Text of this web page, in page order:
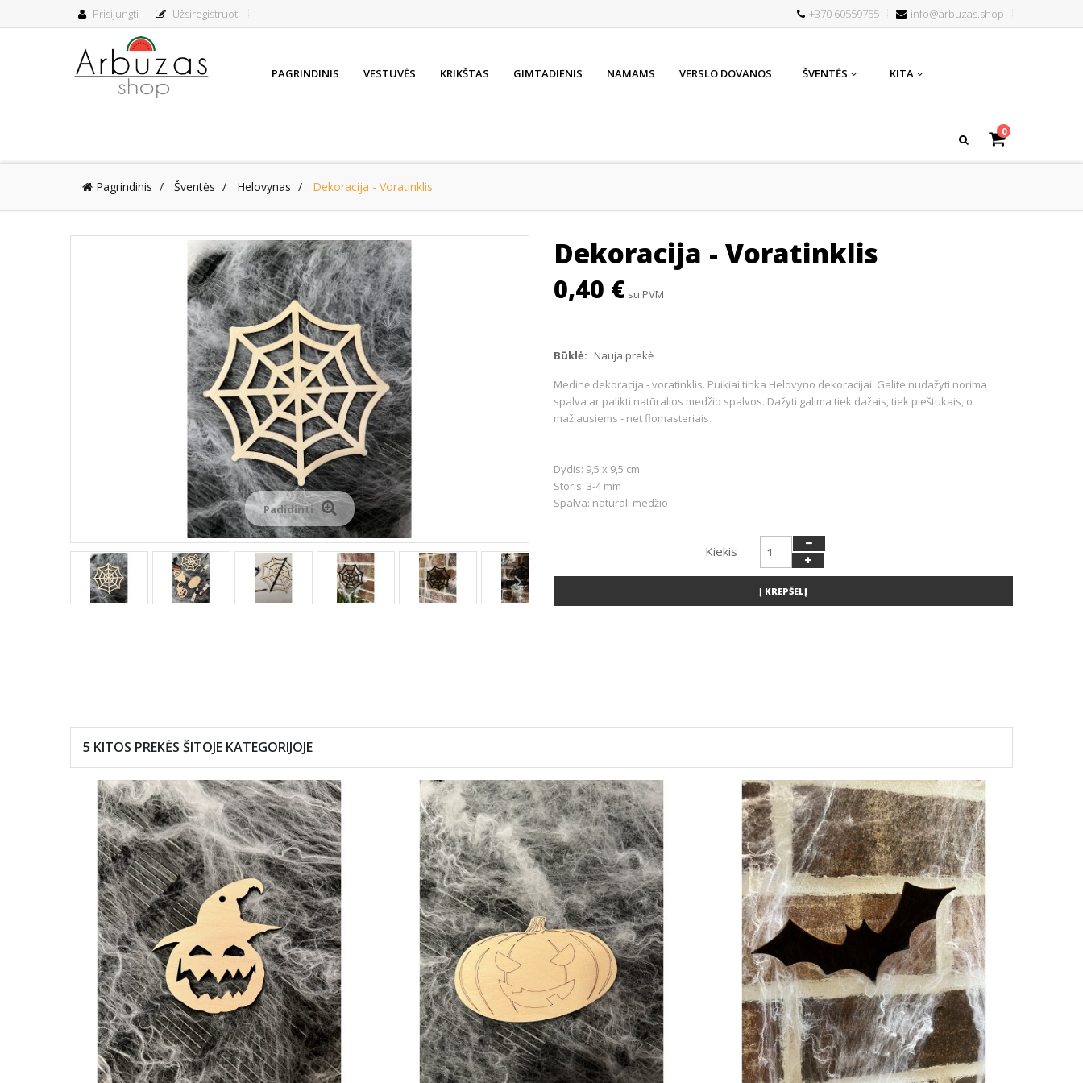
Prisijungti Užsiregistruoti +370 60559755 info@arbuzas.shop
PAGRINDINIS VESTUVĖS KRIKŠTAS GIMTADIENIS NAMAMS VERSLO DOVANOS ŠVENTĖS KITA
0
Pagrindinis Šventės Helovynas Dekoracija - Voratinklis
Padidinti
Dekoracija - Voratinklis
0,40 € su PVM
Būklė: Nauja prekė
Medinė dekoracija - voratinklis. Puikiai tinka Helovyno dekoracijai. Galite nudažyti norima
spalva ar palikti natūralios medžio spalvos. Dažyti galima tiek dažais, tiek pieštukais, o
mažiausiems - net flomasteriais.
Dydis: 9,5 x 9,5 cm
Storis: 3-4 mm
Spalva: natūrali medžio
Kiekis
Į KREPŠELĮ
5 KITOS PREKĖS ŠITOJE KATEGORIJOJE